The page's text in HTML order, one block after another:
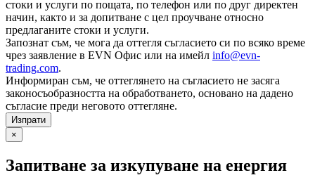
стоки и услуги по пощата, по телефон или по друг директен
начин, както и за допитване с цел проучване относно
предлаганите стоки и услуги.
Запознат съм, че мога да оттегля съгласието си по всяко време
чрез заявление в EVN Офис или на имейл info@evn-
trading.com.
Информиран съм, че оттеглянето на съгласието не засяга
законосъобразността на обработването, основано на дадено
съгласие преди неговото оттегляне.
×
Запитване за изкупуване на енергия